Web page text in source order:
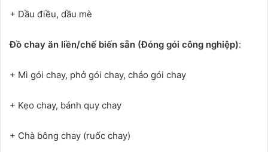
+ Dầu điều, dầu mè
Đồ chay ăn liền/chế biến sẵn (Đóng gói công nghiệp):
+ Mì gói chay, phở gói chay, cháo gói chay
+ Kẹo chay, bánh quy chay
+ Chà bông chay (ruốc chay)